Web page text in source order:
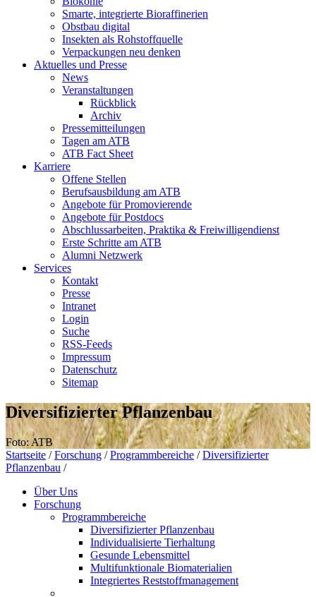
Smarte, integrierte Bioraffinerien
Obstbau digital
Insekten als Rohstoffquelle
Verpackungen neu denken
Aktuelles und Presse
News
Veranstaltungen
Rückblick
Archiv
Pressemitteilungen
Tagen am ATB
ATB Fact Sheet
Karriere
Offene Stellen
Berufsausbildung am ATB
Angebote für Promovierende
Angebote für Postdocs
Abschlussarbeiten, Praktika & Freiwilligendienst
Erste Schritte am ATB
Alumni Netzwerk
Services
Kontakt
Presse
Intranet
Login
Suche
RSS-Feeds
Impressum
Datenschutz
Sitemap
Diversifizierter Pflanzenbau
Foto: ATB
Startseite / Forschung / Programmbereiche / Diversifizierter
Pflanzenbau /
Über Uns
Forschung
Programmbereiche
Diversifizierter Pflanzenbau
Individualisierte Tierhaltung
Gesunde Lebensmittel
Multifunktionale Biomaterialien
Integriertes Reststoffmanagement